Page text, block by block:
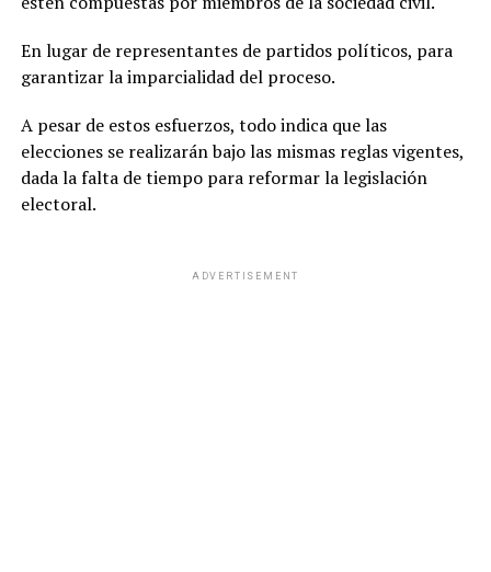
En lugar de representantes de partidos políticos, para
garantizar la imparcialidad del proceso.
A pesar de estos esfuerzos, todo indica que las
elecciones se realizarán bajo las mismas reglas vigentes,
dada la falta de tiempo para reformar la legislación
electoral.
ADVERTISEMENT